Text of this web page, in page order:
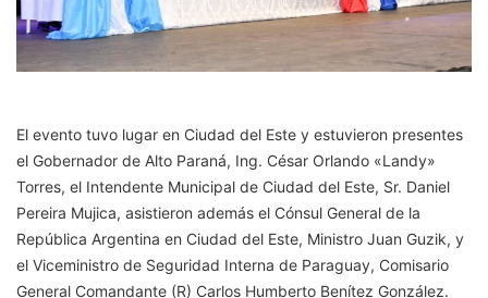
El evento tuvo lugar en Ciudad del Este y estuvieron presentes
el Gobernador de Alto Paraná, Ing. César Orlando «Landy»
Torres, el Intendente Municipal de Ciudad del Este, Sr. Daniel
Pereira Mujica, asistieron además el Cónsul General de la
República Argentina en Ciudad del Este, Ministro Juan Guzik, y
el Viceministro de Seguridad Interna de Paraguay, Comisario
General Comandante (R) Carlos Humberto Benítez González.